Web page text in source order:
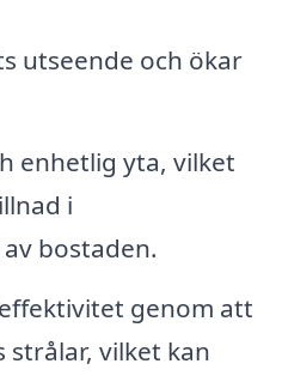
utseende och ökar
enhetlig yta, vilket
i
bostaden.
genom att
vilket kan